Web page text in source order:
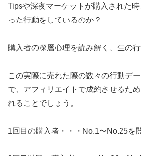
Tipsや深夜マーケットが購入された
った行動をしているのか？
購入者の深層心理を読み解く、生の行
この実際に売れた際の数々の行動デ
で、アフィリエイトで成約させるた
れることでしょう。
1回目の購入者・・・No.1〜No.25を